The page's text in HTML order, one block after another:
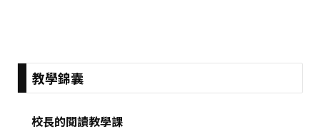
:::教學錦囊
校長的閱讀教學課